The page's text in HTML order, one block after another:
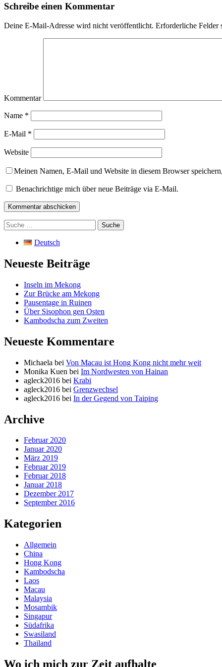
Schreibe einen Kommentar
Deine E-Mail-Adresse wird nicht veröffentlicht. Erforderliche Felder
Kommentar
Name *
E-Mail *
Website
Meinen Namen, E-Mail und Website in diesem Browser
Benachrichtige mich über neue Beiträge via E-Mail.
Suche
nach:
Deutsch
Neueste Beiträge
Inseln im Mekong
Zur Brücke am Mekong
Pausentage in Ruinen
Über Sisophon gen Osten
Kambodscha zum Zweiten
Neueste Kommentare
Michaela bei Von Macau ist Hong Kong nicht mehr weit
Monika Kuen bei Im Nordwesten von Hainan
agleck2016 bei Krabi
agleck2016 bei Grenzwechsel
agleck2016 bei In der Gegend von Taiping
Archive
Februar 2020
Januar 2020
März 2019
Februar 2019
Februar 2018
Januar 2018
Dezember 2017
September 2016
Kategorien
Allgemein
China
Hong Kong
Kambodscha
Laos
Macau
Malaysia
Mosambik
Singapur
Südafrika
Swasiland
Thailand
Wo ich mich zur Zeit aufhalte